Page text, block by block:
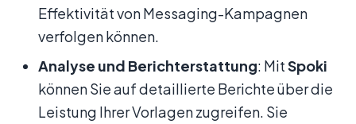
Effektivität von Messaging-Kampagnen
verfolgen können.
Analyse und Berichterstattung: MitSpoki
können Sie auf detaillierte Berichte über die
Leistung Ihrer Vorlagen zugreifen. Sie